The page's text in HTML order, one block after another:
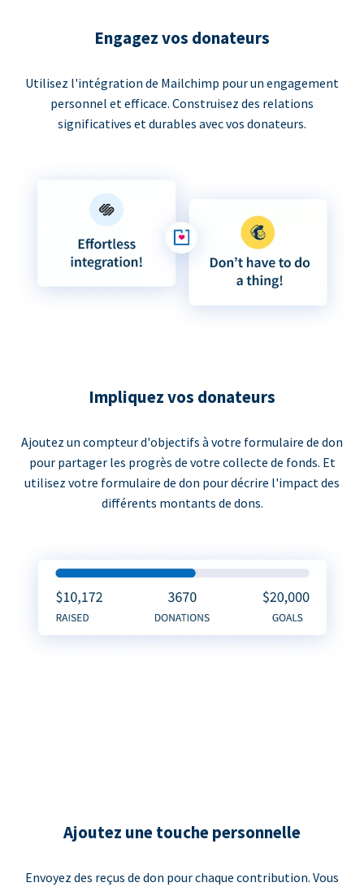
Engagez vos donateurs
Utilisez l'intégration de Mailchimp pour un engagement
personnel et efficace. Construisez des relations
significatives et durables avec vos donateurs.
Impliquez vos donateurs
Ajoutez un compteur d'objectifs à votre formulaire de don
pour partager les progrès de votre collecte de fonds. Et
utilisez votre formulaire de don pour décrire l'impact des
différents montants de dons.
Ajoutez une touche personnelle
Envoyez des reçus de don pour chaque contribution. Vous